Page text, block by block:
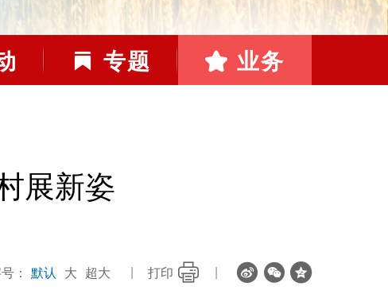
专题 业务
展新姿
： 默认 大 超大 打印